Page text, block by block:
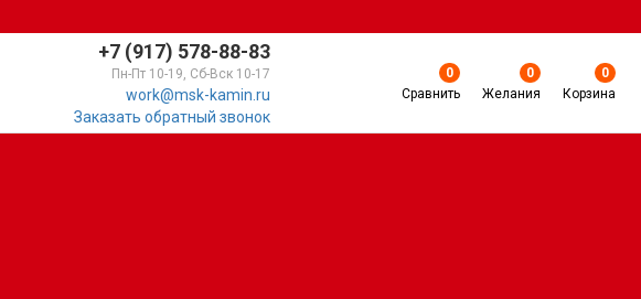
+7 (917) 578-88-83
Пн-Пт 10-19, Сб-Вск 10-17
work@msk-kamin.ru
Заказать обратный звонок
0
Сравнить
0
Желания
0
Корзина